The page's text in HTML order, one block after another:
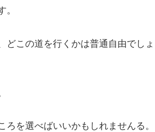
。
どこの道を行くかは普通自由でしょ
を選べばいいかもしれませんる。